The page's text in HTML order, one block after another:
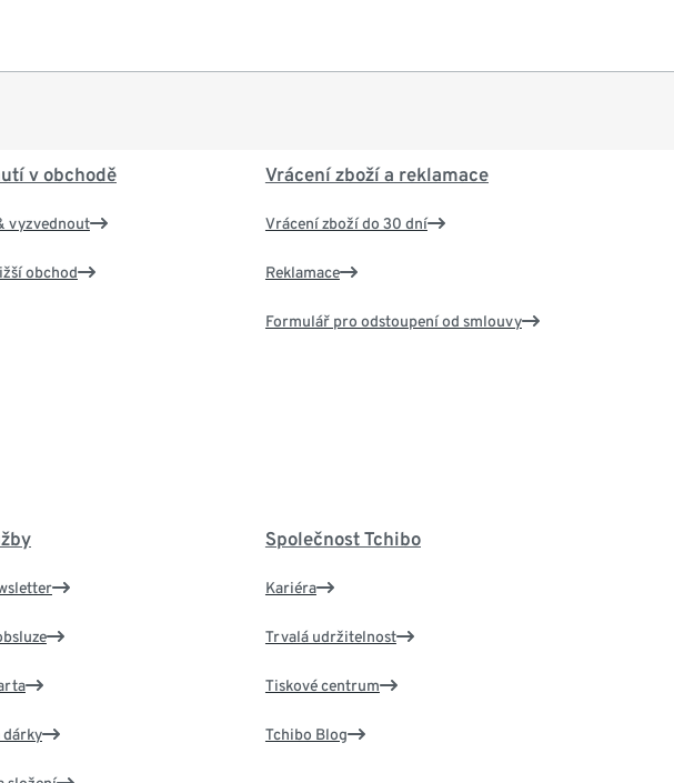
v obchodě
vyzvednout
obchod
Vrácení zboží a reklamace
Vrácení zboží do 30 dní
Reklamace
Formulář pro odstoupení od smlouvy
dárky
Společnost Tchibo
Kariéra
Trvalá udržitelnost
Tiskové centrum
Tchibo Blog